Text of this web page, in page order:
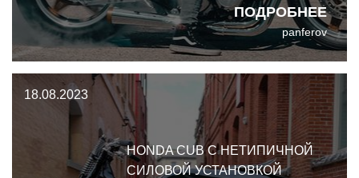
ПОДРОБНЕЕ
далеко не мусорные кастомы в
духе Mad Max. Отличной
иллюстрацией того, на что
способны эти ребята, служит вот
эта Honda CB750.
panferov
18.08.2023
HONDA CUB С НЕТИПИЧНОЙ
СИЛОВОЙ УСТАНОВКОЙ